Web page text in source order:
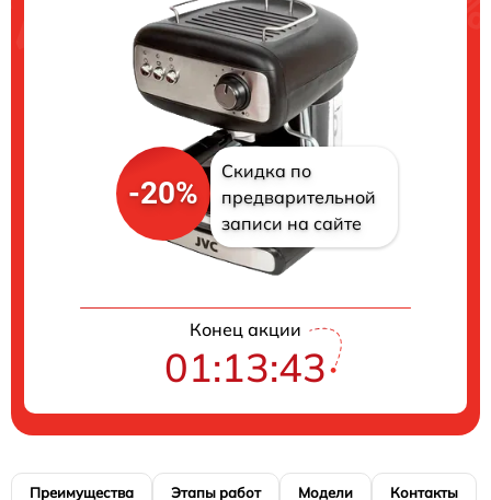
-20%
Скидка по
предварительной
записи на сайте
Конец акции
01:13:43
Преимущества Этапы работ Модели Контакты